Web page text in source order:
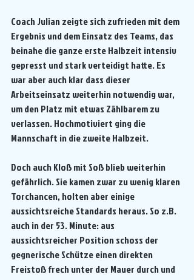
Coach Julian zeigte sich zufrieden mit dem
Ergebnis und dem Einsatz des Teams, das
beinahe die ganze erste Halbzeit intensiv
gepresst und stark verteidigt hatte. Es
war aber auch klar dass dieser
Arbeitseinsatz weiterhin notwendig war,
um den Platz mit etwas Zählbarem zu
verlassen. Hochmotiviert ging die
Mannschaft in die zweite Halbzeit.
Doch auch Kloß mit Soß blieb weiterhin
gefährlich. Sie kamen zwar zu wenig klaren
Torchancen, holten aber einige
aussichtsreiche Standards heraus. So z.B.
auch in der 53. Minute: aus
aussichtsreicher Position schoss der
gegnerische Schütze einen direkten
Freistoß frech unter der Mauer durch und